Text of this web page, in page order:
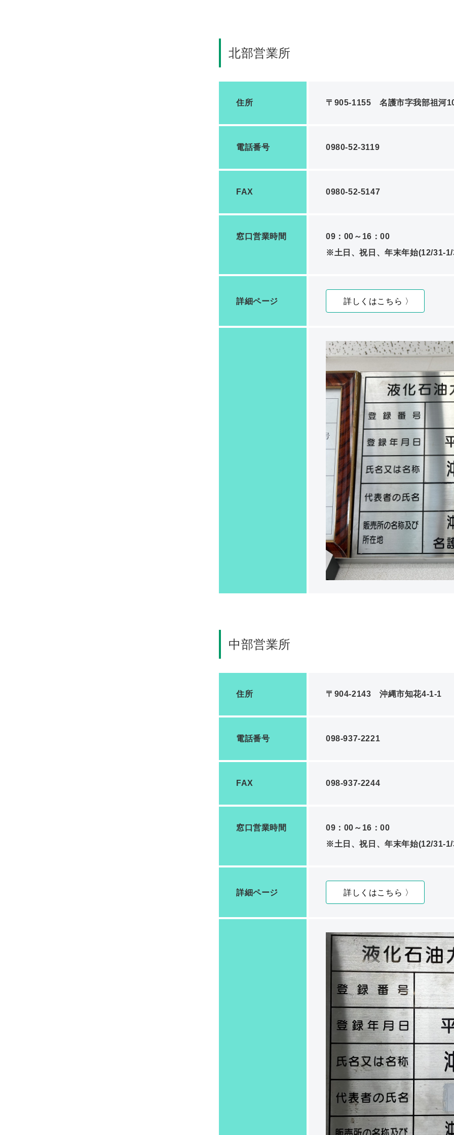
北部営業所
住所 〒905-1155 名護市字我部祖河
電話番号 0980-52-3119
FAX 0980-52-5147
窓口営業時間
09：00～16：00
※土日、祝日、年末年始(12/31-
詳細ページ 詳しくはこちら 〉
中部営業所
住所 〒904-2143 沖縄市知花4-1-1
電話番号 098-937-2221
FAX 098-937-2244
窓口営業時間
09：00～16：00
※土日、祝日、年末年始(12/31-
詳細ページ 詳しくはこちら 〉